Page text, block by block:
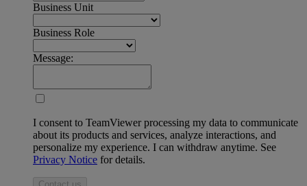
Business Unit
Business Role
Message:
I consent to TeamViewer processing my data to communicate
about its products and services, analyze interactions, and
personalize my experience. I can withdraw anytime. See
Privacy Notice for details.